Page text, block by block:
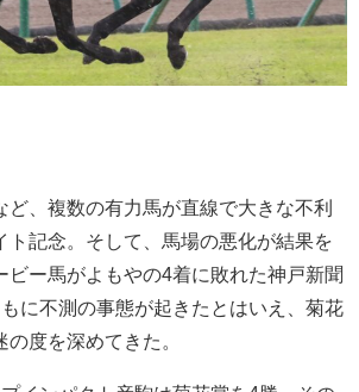
ど、複数の有力馬が直線で大きな不利
ト記念。そして、馬場の悪化が結果を
ビー馬がよもやの4着に敗れた神戸新聞
に不測の事態が起きたとはいえ、菊花
度を深めてきた。